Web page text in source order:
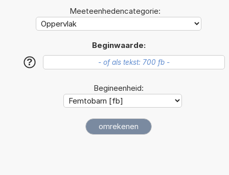
Meeteenhedencategorie:
Beginwaarde:
?
Begineenheid: